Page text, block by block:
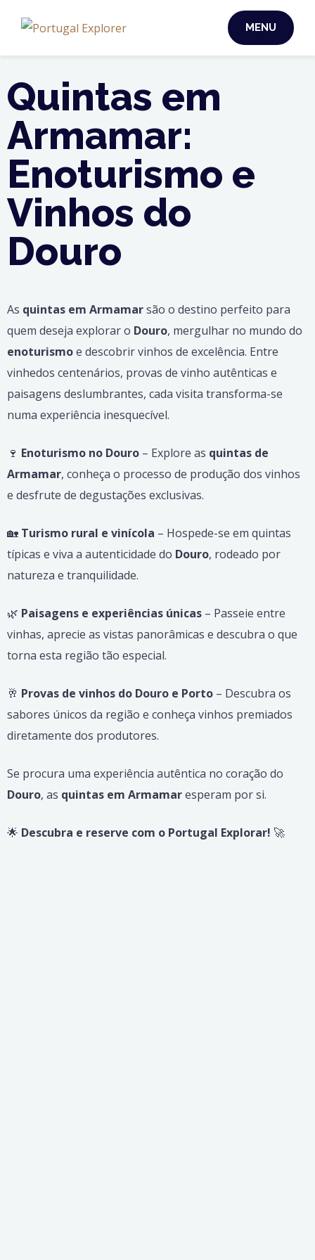
MENU
Quintas em
Armamar:
Enoturismo e
Vinhos do
Douro
As quintas em Armamarsão o destino perfeito para
quem deseja explorar o Douro, mergulhar no mundo do
enoturismoe descobrir vinhos de excelência. Entre
vinhedos centenários, provas de vinho autênticas e
paisagens deslumbrantes, cada visita transforma-se
numa experiência inesquecível.
🍷 Enoturismo no Douro – Explore as quintas de
Armamar, conheça o processo de produção dos vinhos
e desfrute de degustações exclusivas.
🏡 Turismo rural e vinícola – Hospede-se em quintas
típicas e viva a autenticidade do Douro, rodeado por
natureza e tranquilidade.
🌿 Paisagens e experiências únicas – Passeie entre
vinhas, aprecie as vistas panorâmicas e descubra o que
torna esta região tão especial.
🥂 Provas de vinhos do Douro e Porto – Descubra os
sabores únicos da região e conheça vinhos premiados
diretamente dos produtores.
Se procura uma experiência autêntica no coração do
Douro, as quintas em Armamaresperam por si.
🌟 Descubra e reserve com o Portugal Explorar! 🚀